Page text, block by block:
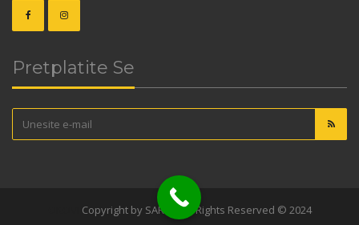
Pretplatite Se
Copyright by SARKA. All Rights Reserved © 2024